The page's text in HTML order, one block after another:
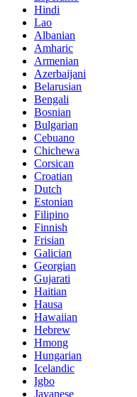
Hindi
Lao
Albanian
Amharic
Armenian
Azerbaijani
Belarusian
Bengali
Bosnian
Bulgarian
Cebuano
Chichewa
Corsican
Croatian
Dutch
Estonian
Filipino
Finnish
Frisian
Galician
Georgian
Gujarati
Haitian
Hausa
Hawaiian
Hebrew
Hmong
Hungarian
Icelandic
Igbo
Javanese